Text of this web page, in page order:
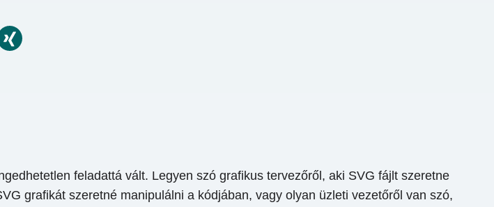
feladattá vált. Legyen szó grafikus tervezőről, aki SVG fájlt szeretne
grafikát szeretné manipulálni a kódjában, vagy olyan üzleti vezetőről van szó,